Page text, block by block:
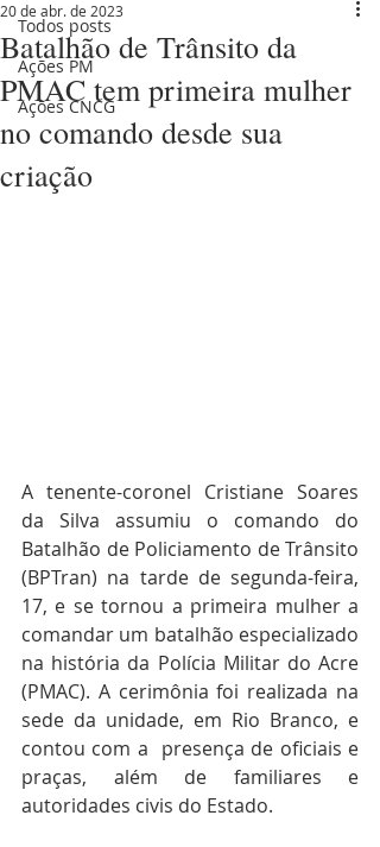
Todos posts
Ações PM
Ações CNCG
Batalhão de Trânsito da
PMAC tem primeira mulher
no comando desde sua
criação
20 de abr. de 2023
A tenente-coronel Cristiane Soares
da Silva assumiu o comando do
Batalhão de Policiamento de Trânsito
(BPTran) na tarde de segunda-feira,
17, e se tornou a primeira mulher a
comandar um batalhão especializado
na história da Polícia Militar do Acre
(PMAC). A cerimônia foi realizada na
sede da unidade, em Rio Branco, e
contou com a  presença de oficiais e
praças, além de familiares e
autoridades civis do Estado.